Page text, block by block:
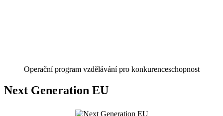
Operační program vzdělávání pro konkurenceschopnost
Next Generation EU